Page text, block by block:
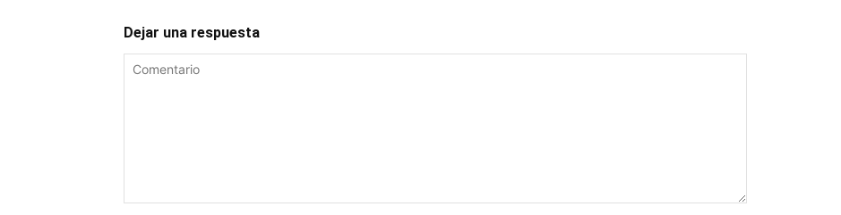
Dejar una respuesta